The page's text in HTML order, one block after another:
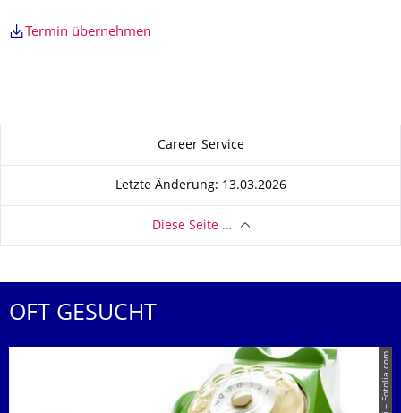
Termin übernehmen
Career Service
Letzte Änderung: 13.03.2026
Diese Seite …
OFT GESUCHT